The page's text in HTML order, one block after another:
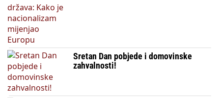
Sretan Dan pobjede i domovinske
zahvalnosti!